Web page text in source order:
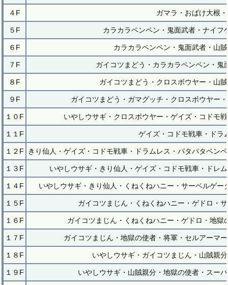
４F ガマラ・おばけ大根
５F カラカラペンペン・鬼面武者・ナイ
６F カラカラペンペン・鬼面武者・山
７F ガイコツまどう・カラカラペンペン・
８F ガイコツまどう・クロスボウヤー・山
９F ガイコツまどう・ガマグッチ・クロスボウヤー
１０F いやしウサギ・クロスボウヤー・ゲイズ・コドモ
１１F ゲイズ・コドモ戦車・ドラ
１２F きり仙人・ゲイズ・コドモ戦車・ドラムレス・パタパタペン
１３F いやしウサギ・きり仙人・ゲイズ・コドモ戦車・ドレ
１４F いやしウサギ・きり仙人・くねくねハニー・サーベルゲ
１５F ガイコツまじん・くねくねハニー・ゲドロ・
１６F ガイコツまじん・くねくねハニー・ゲドロ・地
１７F ガイコツまじん・地獄の使者・将軍・セルアーマ
１８F いやしウサギ・ガイコツまじん・山賊親
１９F いやしウサギ・山賊親分・地獄の使者・スー